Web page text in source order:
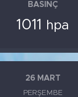
BASINÇ
1011 hpa
26 MART
PERŞEMBE